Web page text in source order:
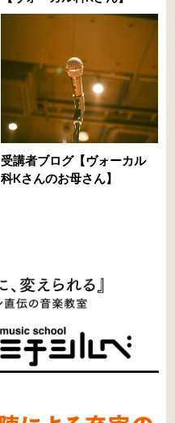
受講者ブログ【ヴォーカル
科Kさんのお母さん】